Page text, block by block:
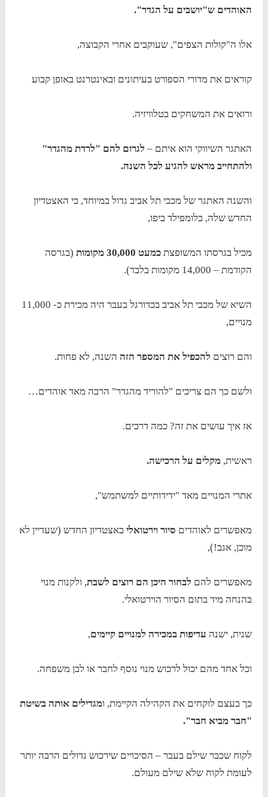
האוהדים ש"יושבים על הגדר".
אלו ה"קולות הצפים", שעוקבים אחרי הקבוצה,
קוראים את מדורי הספורט בעיתונים ובאינטרנט באופן קבוע
ורואים את המשחקים בטלוויזיה.
האתגר השיווקי הוא איתם – לגרום להם "לרדת מהגדר"
ולהתחייב מראש להגיע לכל השנה.
והשנה האתגר של מכבי תל אביב גדול במיוחד, כי האצטדיון
החדש שלה, בלומפילד ביפו,
מכיל בגרסתו המשופצתכמעט 30,000 מקומות
(בגרסה
הקודמת – 14,000 מקומות בלבד).
השיא של מכבי תל אביב בכדורגל בעבר היה מכירת כ- 11,000
מנויים,
והם רוצים להכפיל את המספר הזה השנה, לא פחות.
ולשם כך הם צריכים "להוריד מהגדר" הרבה מאד אוהדים…
אז איך עושים את זה? כמה דרכים.
ראשית,מקלים על הרכישה.
אתרי המנויים מאד "ידידותיים למשתמש",
מאפשרים לאוהדים סיור וירטואליבאצטדיון החדש (שעדיין לא
מוכן, אגב!),
מאפשרים להם לבחור היכן הם רוצים לשבת, ולקנות מנוי
בהנחה מיד בתום הסיור הוירטואלי.
שנית, ישנה עדיפות במכירה למנויים קיימים,
וכל אחד מהם יכול לרכוש מנוי נוסף לחבר או לבן משפחה.
כך בעצם לוקחים את הקהילה הקיימת, ומגדילים אותה בשיטת
"חבר מביא חבר".
לקוח שכבר שילם בעבר – הסיכויים שירכוש גדולים הרבה יותר
לעומת לקוח שלא שילם מעולם.